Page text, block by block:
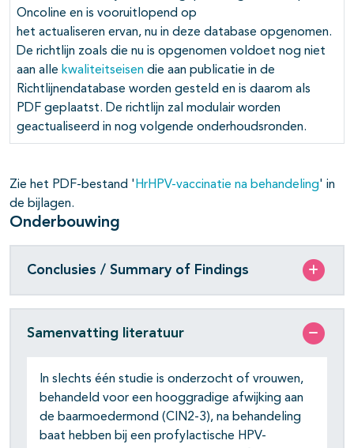
Oncoline en is vooruitlopend op
het actualiseren ervan, nu in deze database opgenomen.
De richtlijn zoals die nu is opgenomen voldoet nog niet
aan alle kwaliteitseisen die aan publicatie in de
Richtlijnendatabase worden gesteld en is daarom als
PDF geplaatst. De richtlijn zal modulair worden
geactualiseerd in nog volgende onderhoudsronden.
Zie het PDF-bestand ' HrHPV-vaccinatie na behandeling' in
de bijlagen.
Onderbouwing
Conclusies / Summary of Findings
Samenvatting literatuur
In slechts één studie is onderzocht of vrouwen,
behandeld voor een hooggradige afwijking aan
de baarmoedermond (CIN2-3), na behandeling
baat hebben bij een profylactische HPV-